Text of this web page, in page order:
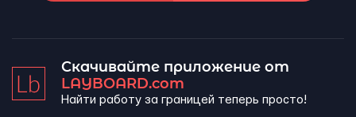
Скачивайте приложение от
LAYBOARD.com
Найти работу за границей теперь просто!